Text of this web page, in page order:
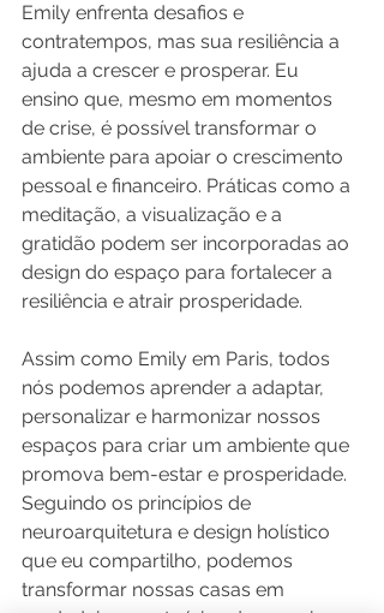
Emily enfrenta desafios e
contratempos, mas sua resiliência a
ajuda a crescer e prosperar. Eu
ensino que, mesmo em momentos
de crise, é possível transformar o
ambiente para apoiar o crescimento
pessoal e financeiro. Práticas como a
meditação, a visualização e a
gratidão podem ser incorporadas ao
design do espaço para fortalecer a
resiliência e atrair prosperidade.
Assim como Emily em Paris, todos
nós podemos aprender a adaptar,
personalizar e harmonizar nossos
espaços para criar um ambiente que
promova bem-estar e prosperidade.
Seguindo os princípios de
neuroarquitetura e design holístico
que eu compartilho, podemos
transformar nossas casas em